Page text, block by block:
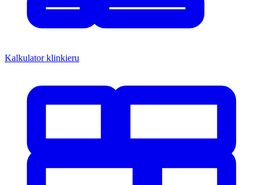
Kalkulator klinkieru